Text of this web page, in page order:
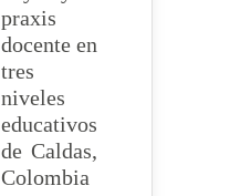
praxis
docente en
tres
niveles
educativos
de Caldas,
Colombia